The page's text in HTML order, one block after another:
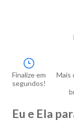
Finalize em
segundos!
Mais
Eu e Ela